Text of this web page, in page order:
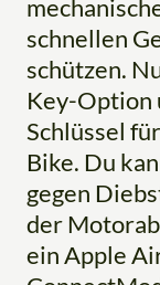
schnellen
schützen.
Key-Option
Schlüssel
Bike. Du
gegen
der
ein Apple